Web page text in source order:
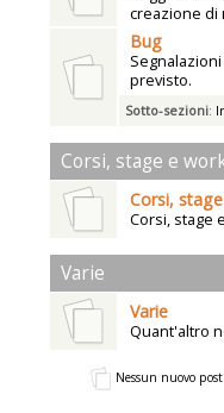
creazione di
Bug
previsto.
Sotto-sezioni:
Corsi, stage e
Corsi,
Corsi, stage
Varie
Varie
Quant'altro
Nessun nuovo post